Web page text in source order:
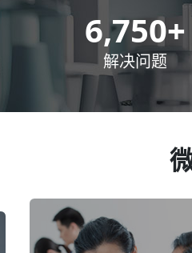
10,000
解决问题